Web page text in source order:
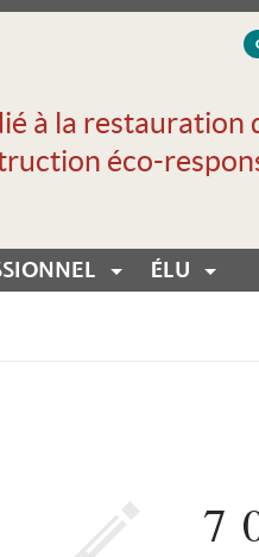
à la restauration
éco-
ÉLU
7